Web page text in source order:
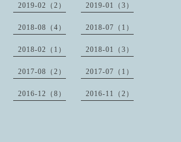
2019-02（2） 2019-01（3）
2018-08（4） 2018-07（1）
2018-02（1） 2018-01（3）
2017-08（2） 2017-07（1）
2016-12（8） 2016-11（2）